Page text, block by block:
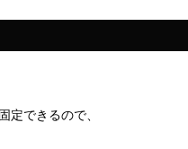
定できるので、